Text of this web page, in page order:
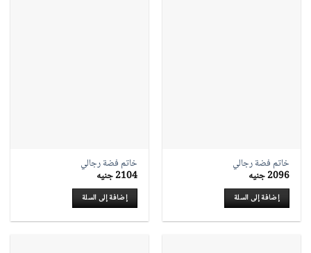
خاتم فضة رجالي
2096جنيه
إضافة إلى السلة
خاتم فضة رجالي
2104جنيه
إضافة إلى السلة